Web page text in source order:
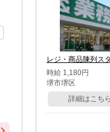
レジ・商品陳列ス
時給 1,180円
堺市堺区
詳細はこち